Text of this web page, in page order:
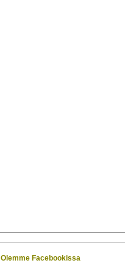
Olemme Facebookissa